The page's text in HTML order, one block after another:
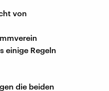
von
einige Regeln
die beiden